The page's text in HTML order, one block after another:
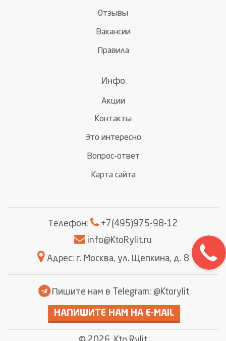
Отзывы
Вакансии
Правила
Инфо
Акции
Контакты
Это интересно
Вопрос-ответ
Карта сайта
Телефон:
+7(495)975-98-12
info@KtoRylit.ru
Адрес: г. Москва, ул. Щепкина, д. 8
Пишите нам в Telegram: @Ktorylit
НАПИШИТЕ НАМ НА E-MAIL